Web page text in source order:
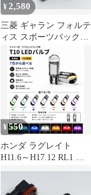
¥2,580
三菱 ギャラン フォルテ
ィス スポーツバック
H20.12～H27.3 CX4A 爆
光 単色 H8/H11/H16
LED フォグランプ バル
ブ 球 2個SET 特注ハイ
パワーLEDチップ搭載
ポン付け 新品 送料込み
Bタイプ
¥550
ホンダ ラグレイト
H11.6～H17.12 RL1 高
輝度 T10 LED バルブ
12V COBチップ搭載 7
色選択可 ナンバー灯 ラ